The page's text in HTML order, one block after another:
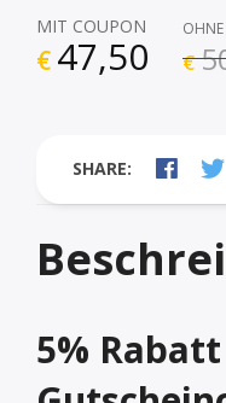
MIT COUPON
€ 47,50 €
SHARE:
5%